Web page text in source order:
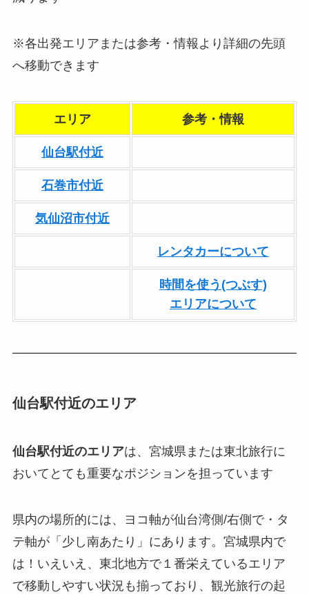
※各出発エリアまたは参考・情報より詳細の先頭
へ移動できます
エリア 参考・情報
仙台駅付近
石巻市付近
気仙沼市付近
レンタカーについて
時間を使う(つぶす)
エリアについて
仙台駅付近のエリア
仙台駅付近のエリアは、宮城県または東北旅行に
おいてとても重要なポジションを担っています
県内の場所的には、ヨコ軸が仙台湾側/右側で・タ
テ軸が「少し南あたり」にあります。宮城県内で
は！いえいえ、東北地方で１番栄えているエリア
で移動しやすい状況も揃っており、観光旅行の起